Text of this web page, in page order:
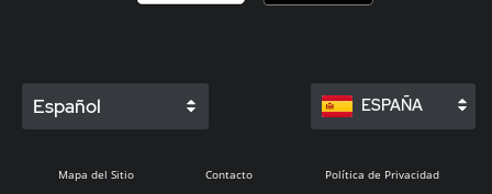
Español ESPAÑA
Mapa del Sitio Contacto Política de Privacidad